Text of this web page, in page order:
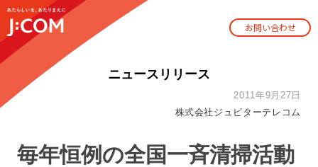
お問い合わせ
ニュースリリース
2011年9月27日
株式会社ジュピターテレコム
毎年恒例の全国一斉清掃活動